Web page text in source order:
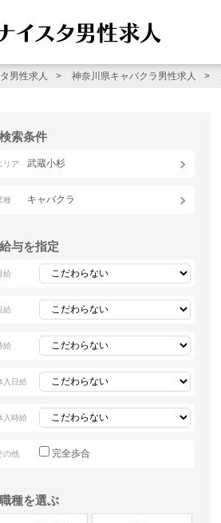
男性求人 神奈川県キャバクラ男性求人
検索条件
リア 武蔵小杉
種 キャバクラ
給与を指定
給
給
給
入日給
入時給
の他 完全歩合
職種を選ぶ